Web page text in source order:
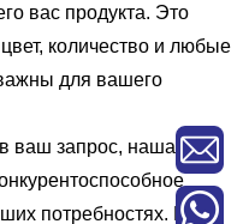
вас продукта. Это
количество и любые
для вашего
ваш запрос, наша
потребностях. Мы